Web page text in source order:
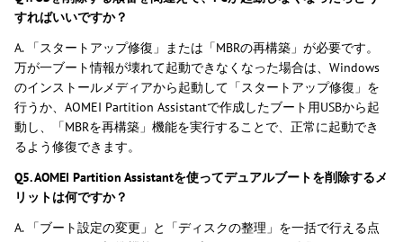
すればいいですか？
A. 「スタートアップ修復」または「MBRの再構築」が必要です。
万が一ブート情報が壊れて起動できなくなった場合は、Windows
のインストールメディアから起動して「スタートアップ修復」を
行うか、AOMEI Partition Assistantで作成したブート用USBから起
動し、「MBRを再構築」機能を実行することで、正常に起動でき
るよう修復できます。
Q5. AOMEI Partition Assistantを使ってデュアルブートを削除するメ
リットは何ですか？
A. 「ブート設定の変更」と「ディスクの整理」を一括で行える点